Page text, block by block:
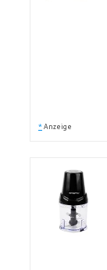
* Anzeige